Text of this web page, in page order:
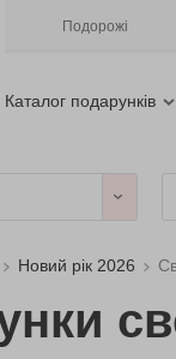
Подорожі
Каталог подарунків
Новий рік 2026